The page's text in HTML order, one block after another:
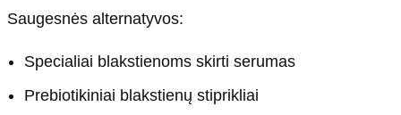
Saugesnės alternatyvos:
Specialiai blakstienoms skirti serumas
Prebiotikiniai blakstienų stiprikliai